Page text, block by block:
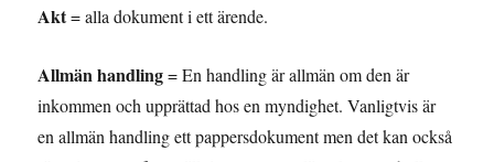
Akt= alla dokument i ett ärende.
Allmän handling= En handling är allmän om den är
inkommen och upprättad hos en myndighet. Vanligtvis är
en allmän handling ett pappersdokument men det kan också